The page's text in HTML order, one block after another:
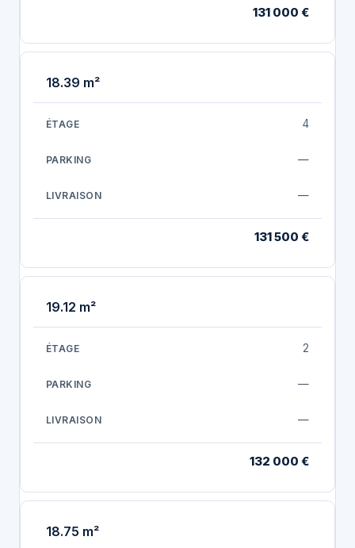
131 000 €
18.39 m²
4
—
—
131 500 €
19.12 m²
2
—
—
132 000 €
18.75 m²